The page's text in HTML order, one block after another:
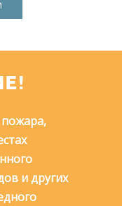
и других